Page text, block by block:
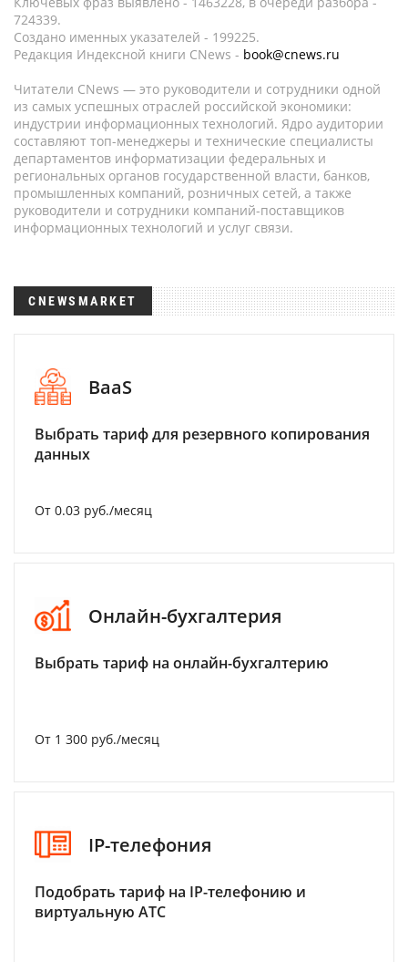
724339.
Создано именных указателей - 199225.
Редакция Индексной книги CNews - book@cnews.ru
Читатели CNews — это руководители и сотрудники одной
из самых успешных отраслей российской экономики:
индустрии информационных технологий. Ядро аудитории
составляют топ-менеджеры и технические специалисты
департаментов информатизации федеральных и
региональных органов государственной власти, банков,
промышленных компаний, розничных сетей, а также
руководители и сотрудники компаний-поставщиков
информационных технологий и услуг связи.
CNEWSMARKET
BaaS
Выбрать тариф для резервного копирования
данных
От 0.03 руб./месяц
Онлайн-бухгалтерия
Выбрать тариф на онлайн-бухгалтерию
От 1 300 руб./месяц
IP-телефония
Подобрать тариф на IP-телефонию и
виртуальную АТС